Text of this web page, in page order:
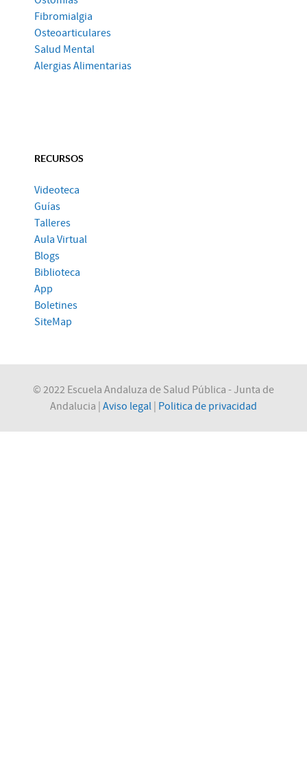
Fibromialgia
Osteoarticulares
Salud Mental
Alergias Alimentarias
RECURSOS
Videoteca
Guías
Talleres
Aula Virtual
Blogs
Biblioteca
App
Boletines
SiteMap
© 2022 Escuela Andaluza de Salud Pública - Junta de
Andalucia | Aviso legal | Politica de privacidad